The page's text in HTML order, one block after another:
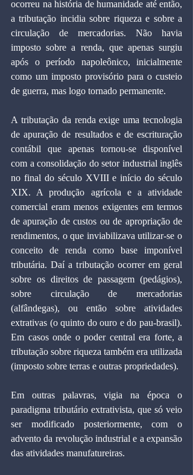
ocorreu na história de humanidade até então,
a tributação incidia sobre riqueza e sobre a
circulação de mercadorias. Não havia
imposto sobre a renda, que apenas surgiu
após o período napoleônico, inicialmente
como um imposto provisório para o custeio
de guerra, mas logo tornado permanente.
A tributação da renda exige uma tecnologia
de apuração de resultados e de escrituração
contábil que apenas tornou-se disponível
com a consolidação do setor industrial inglês
no final do século XVIII e início do século
XIX. A produção agrícola e a atividade
comercial eram menos exigentes em termos
de apuração de custos ou de apropriação de
rendimentos, o que inviabilizava utilizar-se o
conceito de renda como base imponível
tributária. Daí a tributação ocorrer em geral
sobre os direitos de passagem (pedágios),
sobre circulação de mercadorias
(alfândegas), ou então sobre atividades
extrativas (o quinto do ouro e do pau-brasil).
Em casos onde o poder central era forte, a
tributação sobre riqueza também era utilizada
(imposto sobre terras e outras propriedades).
Em outras palavras, vigia na época o
paradigma tributário extrativista, que só veio
ser modificado posteriormente, com o
advento da revolução industrial e a expansão
das atividades manufatureiras.